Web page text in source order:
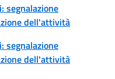
segnalazione
dell'attività
segnalazione
dell'attività